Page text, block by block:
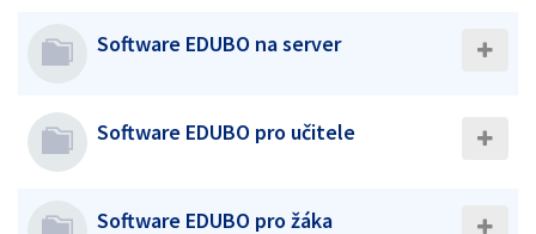
Software EDUBO na server
Software EDUBO pro učitele
Software EDUBO pro žáka